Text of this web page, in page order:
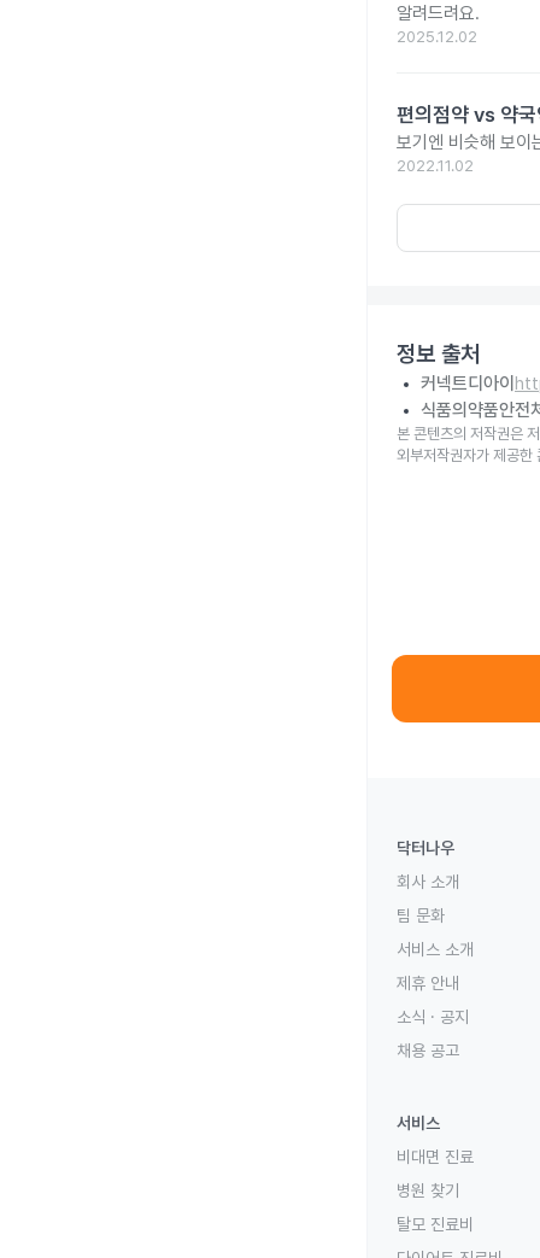
알려드려요.
2025.12.02
편의점약 vs 약
보기엔 비슷해 보이
2022.11.02
정보 출처
커넥트디아이
식품의약품안전
본 콘텐츠의 저작권은
외부저작권자가 제공한
닥터나우
회사 소개
팀 문화
서비스 소개
제휴 안내
소식 · 공지
채용 공고
서비스
비대면 진료
병원 찾기
탈모 진료비